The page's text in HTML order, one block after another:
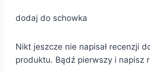
dodaj do schowka
Nikt jeszcze nie napisał recenzji
produktu. Bądź pierwszy i napisz